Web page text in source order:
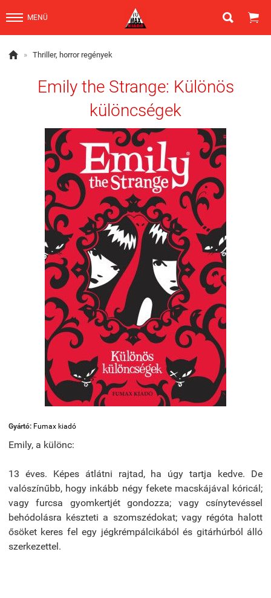
MENÜ  
 » Thriller, horror regények
Emily the Strange: Különös
különcségek
Gyártó: Fumax kiadó
Emily, a különc:
13 éves. Képes átlátni rajtad, ha úgy tartja kedve. De
valószínűbb, hogy inkább négy fekete macskájával kóricál;
vagy furcsa gyomkertjét gondozza; vagy csínytevéssel
behódolásra készteti a szomszédokat; vagy régóta halott
ősöket keres fel egy jégkrémpálcikából és gitárhúrból álló
szerkezettel.